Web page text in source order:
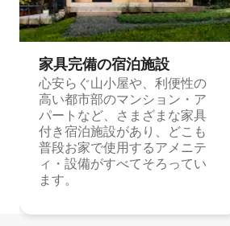
家具完備の宿⁠泊⁠施⁠設
心安らぐ山小屋や、利便性の
高い都市部のマンション・ア
パートなど、さまざまな家具
付き宿泊施設があり、どこも
普段お家で使用するアメニテ
ィ・設備がすべてそろってい
ます。